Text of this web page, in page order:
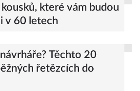
které vám budou
v 60 letech
Těchto 20
řetězcích do